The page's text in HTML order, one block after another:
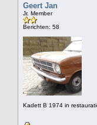
Geert Jan
Jr. Member
Berichten: 58
Kadett B 1974 in